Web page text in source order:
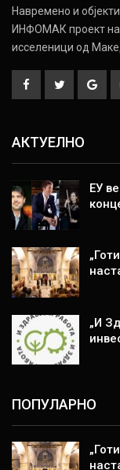
Навремено и
ИНФОМАК проект на
исселеници од
АКТУЕЛНО
ЕУ
„И
ПОПУЛАРНО